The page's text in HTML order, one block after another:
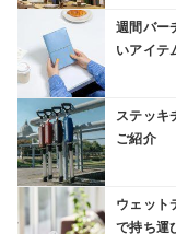
週間バー
いアイテ
ステッキ
ご紹介
ウェット
で持ち運